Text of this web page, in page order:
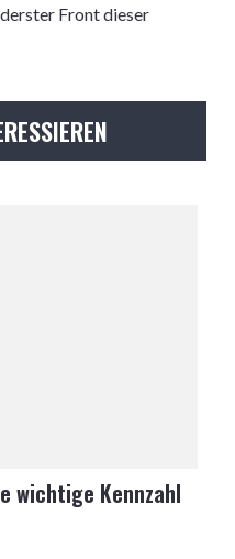
Front dieser
wichtige Kennzahl